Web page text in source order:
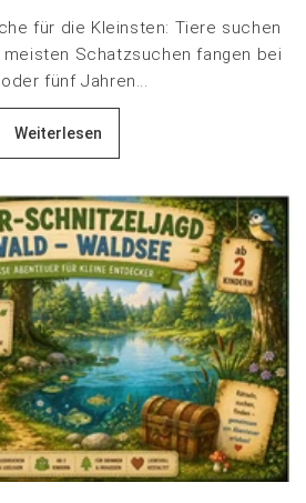
für die Kleinsten: Tiere suchen
meisten Schatzsuchen fangen bei
fünf Jahren...
Weiterlesen